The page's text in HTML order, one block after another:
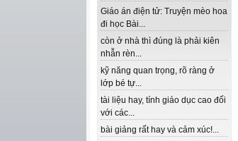
Giáo án điện tử: Truyện mèo hoa
đi học Bài...
còn ở nhà thì đúng là phải kiên
nhẫn rèn...
kỹ năng quan trọng, rõ ràng ở
lớp bé tự...
tài liệu hay, tính giáo dục cao đối
với các...
bài giảng rất hay và cảm xúc!...